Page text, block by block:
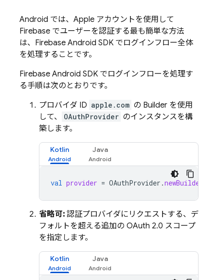
Android では、Apple アカウントを使用して
Firebase でユーザーを認証する最も簡単な方法
は、Firebase Android SDK でログインフロー全体
を処理することです。
Firebase Android SDK でログインフローを処理す
る手順は次のとおりです。
プロバイダ ID apple.com の Builder を使用
して、
OAuthProvider のインスタンスを構
築します。
Kotlin Java
val provider = OAuthProvider .newBuilder
省略可: 認証プロバイダにリクエストする、デ
フォルトを超える追加の OAuth 2.0 スコープ
を指定します。
Kotlin Java